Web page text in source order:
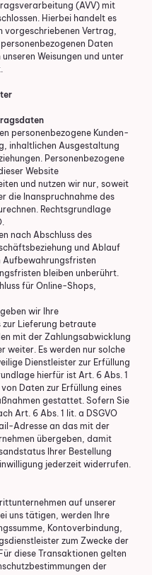
(AVV) mit
Hierbei handelt es
vorgeschriebenen Vertrag,
Daten
Weisungen und unter
personenbezogene Kunden-
inhaltlichen Ausgestaltung
Personenbezogene
Website
und nutzen wir nur, soweit
die Inanspruchnahme des
Rechtsgrundlage
nach Abschluss des
und Ablauf
Aufbewahrungsfristen
bleiben unberührt.
für Online-Shops,
wir Ihre
zur Lieferung betraute
mit der Zahlungsabwicklung
weiter. Es werden nur solche
Dienstleister zur Erfüllung
hierfür ist Art. 6 Abs. 1
Daten zur Erfüllung eines
gestattet. Sofern Sie
Art. 6 Abs. 1 lit. a DSGVO
Adresse an das mit der
übergeben, damit
Ihrer Bestellung
jederzeit widerrufen.
auf unserer
uns tätigen, werden Ihre
Kontoverbindung,
zum Zwecke der
diese Transaktionen gelten
der